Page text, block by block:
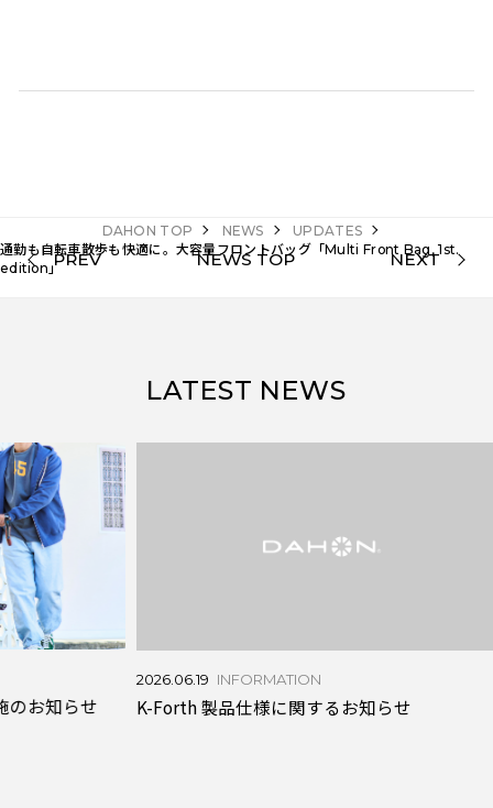
DAHON TOP NEWS
UPDATES
通勤も自転車散歩も快適に。大容量フロントバッグ「Multi Front Bag, 1st.
edition」PREV NEWS TOP NEXT
LATEST NEWS
せ
INFORMATION
K-Forth 製品仕様に関するお知らせ